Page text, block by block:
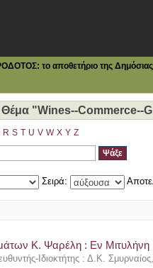
το αποθετήριο της Δημόσιας
Θέμα "Wines--Commerce--
R S T U V W X Y Z
Σειρά:
Κ. Ψαρέλη : Εν Μιτυλήνη
Ιδιοκτήτης : Δ.Κ. Σμυρναίος